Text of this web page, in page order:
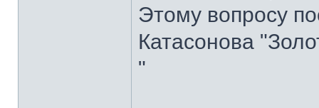
Этому вопросу
Катасонова
"